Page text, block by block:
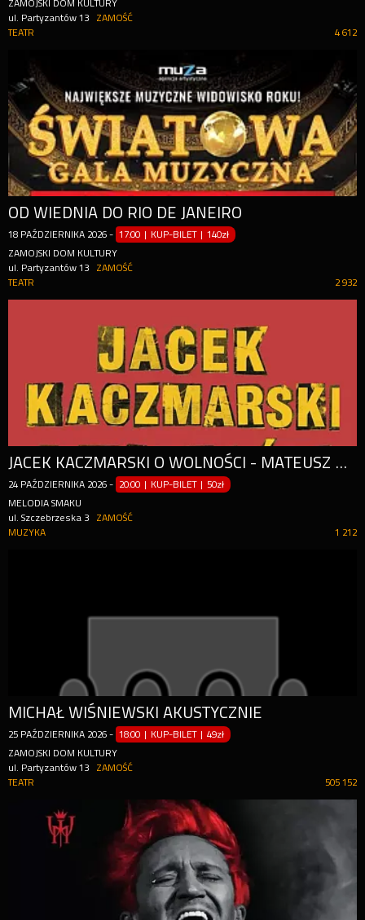
ZAMOJSKI DOM KULTURY
ul. Partyzantów 13
ZAMOŚĆ
4 612
TEATR
OD WIEDNIA DO RIO DE JANEIRO
18 PAŹDZIERNIKA 2026 - 17:00 | KUP-BILET |140zł
ZAMOJSKI DOM KULTURY
ul. Partyzantów 13
ZAMOŚĆ
2 932
TEATR
JACEK KACZMARSKI O WOLNOŚCI - MATEUSZ NAGÓRSKI
24 PAŹDZIERNIKA 2026 - 20:00 | KUP-BILET | 50zł
MELODIA SMAKU
ul. Szczebrzeska 3
ZAMOŚĆ
1 212
MUZYKA
MICHAŁ WIŚNIEWSKI AKUSTYCZNIE
25 PAŹDZIERNIKA 2026 - 18:00 | KUP-BILET |49zł
ZAMOJSKI DOM KULTURY
ul. Partyzantów 13
ZAMOŚĆ
505 152
TEATR